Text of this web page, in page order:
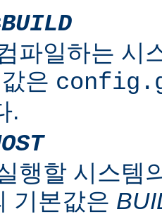
BUILD
파일하는 시
은
.
행할 시스템
기본값은